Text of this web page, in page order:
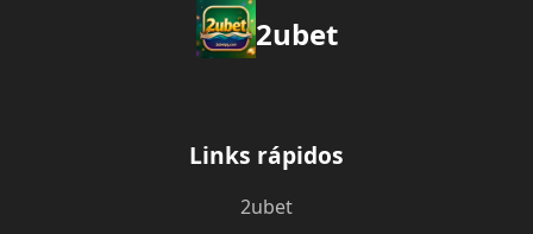
2ubet
Links rápidos
2ubet